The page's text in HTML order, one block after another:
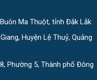
Ma Thuột, tỉnh Đắk Lắk
Huyện Lệ Thuỷ, Quảng
Phường 5, Thành phố Đông